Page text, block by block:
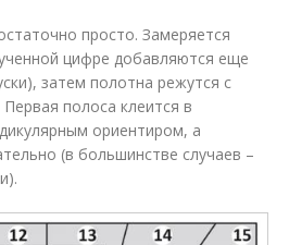
просто. Замеряется
цифре добавляются еще
затем полотна режутся с
полоса клеится в
ориентиром, а
(в большинстве случаев –